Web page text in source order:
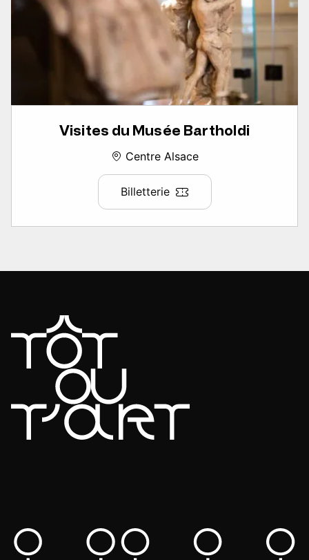
Visites du Musée Bartholdi
Centre Alsace
Billetterie